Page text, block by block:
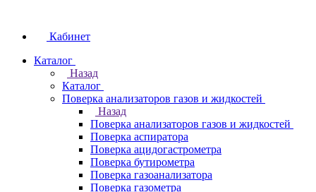
Кабинет
Каталог
Назад
Каталог
Поверка анализаторов газов и жидкостей
Назад
Поверка анализаторов газов и жидкостей
Поверка аспиратора
Поверка ацидогастрометра
Поверка бутирометра
Поверка газоанализатора
Поверка газометра